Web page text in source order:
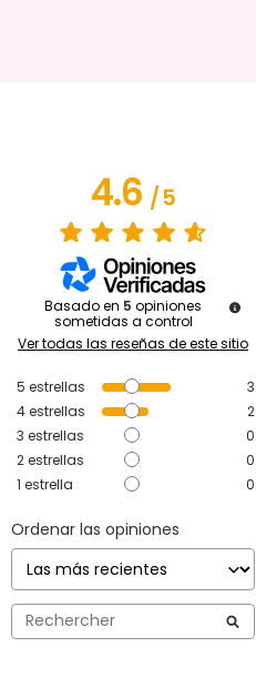
4.6/5
Basado en 5 opiniones
sometidas a control
Ver todas las reseñas de este sitio
5 estrellas
3
4estrellas
2
3 estrellas
0
2estrellas
0
1 estrella 0
Ordenar las opiniones